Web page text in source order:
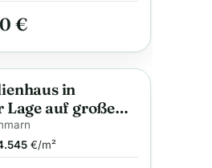
€
in
Lage auf großem
€/m²